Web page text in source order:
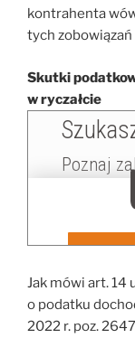
kontrahenta
tych zobowiązań
Skutki
w ryczałcie
Jak mówi art. 14
o podatku
2022 r. poz.